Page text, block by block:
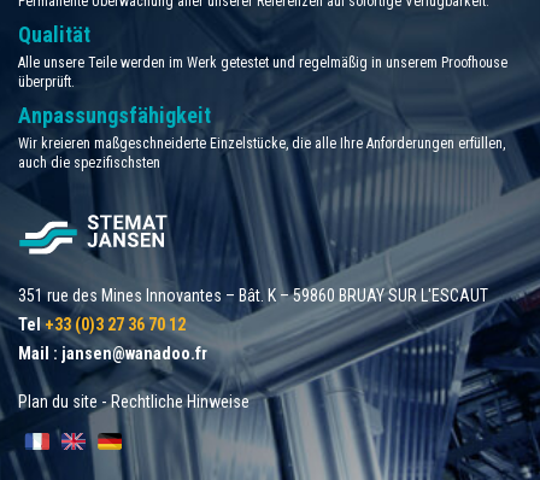
Qualität
Alle unsere Teile werden im Werk getestet und regelmäßig in unserem Proofhouse
überprüft.
Anpassungsfähigkeit
Wir kreieren maßgeschneiderte Einzelstücke, die alle Ihre Anforderungen erfüllen,
auch die spezifischsten
351 rue des Mines Innovantes – Bât. K – 59860 BRUAY SUR L'ESCAUT
Tel +33 (0)3 27 36 70 12
Mail : jansen@wanadoo.fr
Plan du site -Rechtliche Hinweise